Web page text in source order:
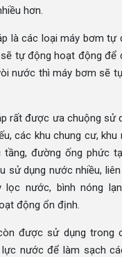
hơn.
là các loại máy bơm tự
tự động hoạt động để
nước thì máy bơm sẽ
rất được ưa chuộng sử
các khu chung cư, khu
đường ống phức
sử dụng nước nhiều,
nước, bình nóng
động ổn định.
được sử dụng trong
lực nước để làm sạch